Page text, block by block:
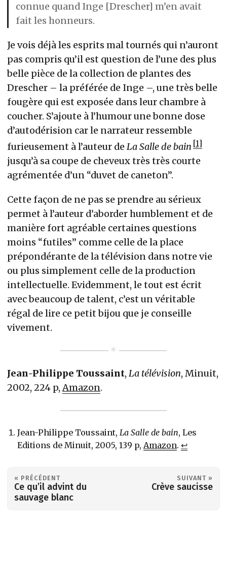
connue quand Inge [Drescher] m’en avait
fait les honneurs.
Je vois déjà les esprits mal tournés qui n’auront
pas compris qu’il est question de l’une des plus
belle pièce de la collection de plantes des
Drescher – la préférée de Inge –, une très belle
fougère qui est exposée dans leur chambre à
coucher. S’ajoute à l’humour une bonne dose
d’autodérision car le narrateur ressemble
furieusement à l’auteur deLa Salle de bain 1
jusqu’à sa coupe de cheveux très très courte
agrémentée d’un “duvet de caneton”.
Cette façon de ne pas se prendre au sérieux
permet à l’auteur d’aborder humblement et de
manière fort agréable certaines questions
moins “futiles” comme celle de la place
prépondérante de la télévision dans notre vie
ou plus simplement celle de la production
intellectuelle. Evidemment, le tout est écrit
avec beaucoup de talent, c’est un véritable
régal de lire ce petit bijou que je conseille
vivement.
Jean-Philippe Toussaint,La télévision, Minuit,
2002, 224 p,Amazon.
Jean-Philippe Toussaint, La Salle de bain, Les
Editions de Minuit, 2005, 139 p, Amazon. ↩︎
« PRÉCÉDENT
Ce qu’il advint du
sauvage blanc
SUIVANT »
Crève saucisse